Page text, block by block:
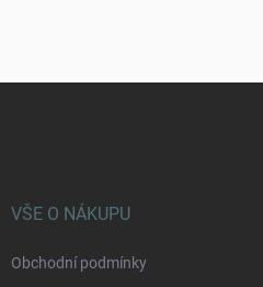
VŠE O NÁKUPU
Obchodní podmínky